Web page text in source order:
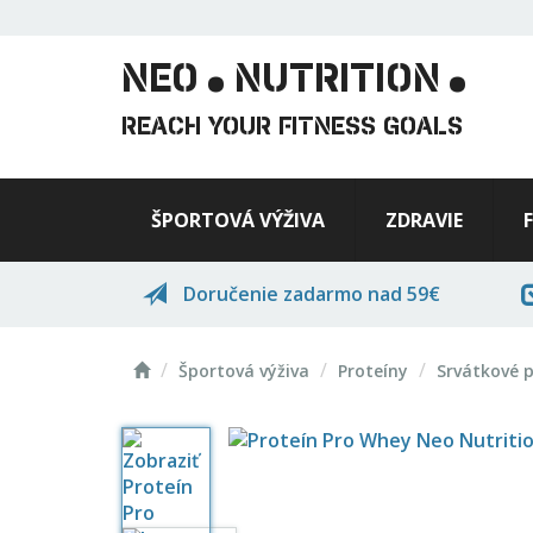
NEO . NUTRITION .
REACH YOUR FITNESS GOALS
ŠPORTOVÁ VÝŽIVA ZDRAVIE
Doručenie zadarmo nad 59€
DomovŠportová výživa Proteíny Srvátkové